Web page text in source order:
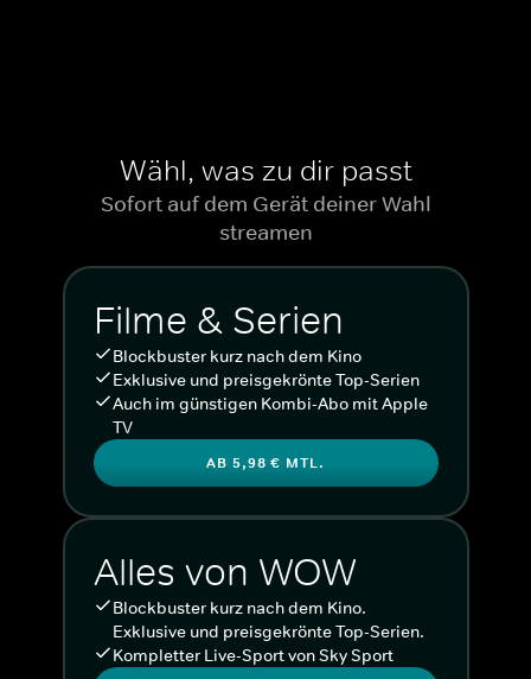
Wähl, was zu dir passt
Sofort auf dem Gerät deiner Wahl
streamen
Filme & Serien
Blockbuster kurz nach dem Kino
Exklusive und preisgekrönte Top-Serien
Auch im günstigen Kombi-Abo mit Apple
TV
AB 5,98 € MTL.
Alles von WOW
Blockbuster kurz nach dem Kino.
Exklusive und preisgekrönte Top-Serien.
Kompletter Live-Sport von Sky Sport